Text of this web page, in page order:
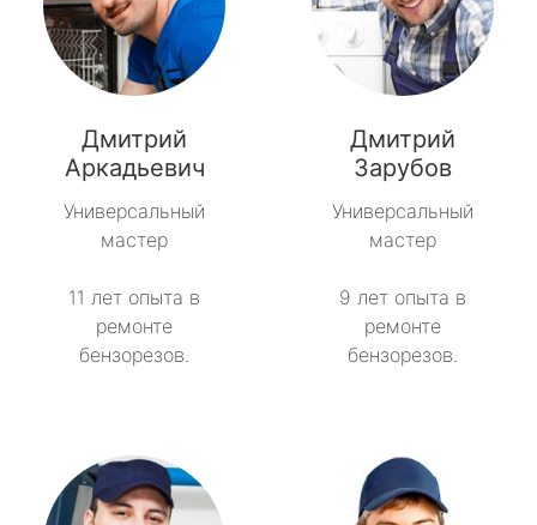
Дмитрий
Аркадьевич
Универсальный
мастер
11 лет опыта в
ремонте
бензорезов.
Дмитрий
Зарубов
Универсальный
мастер
9 лет опыта в
ремонте
бензорезов.